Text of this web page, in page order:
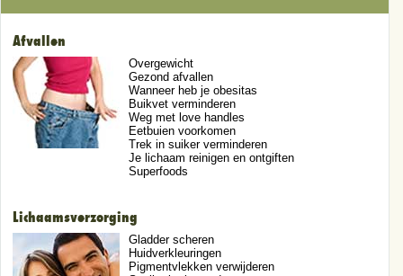
Afvallen
Overgewicht
Gezond afvallen
Wanneer heb je obesitas
Buikvet verminderen
Weg met love handles
Eetbuien voorkomen
Trek in suiker verminderen
Je lichaam reinigen en ontgiften
Superfoods
Lichaamsverzorging
Gladder scheren
Huidverkleuringen
Pigmentvlekken verwijderen